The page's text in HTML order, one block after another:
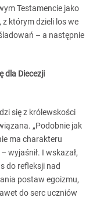
Testamencie jako
z którym dzieli los we
– a następnie
dla Diecezji
się z królewskości
„Podobnie jak
ma charakteru
wyjaśnił. I wskazał,
do refleksji nad
postaw egoizmu,
do serc uczniów